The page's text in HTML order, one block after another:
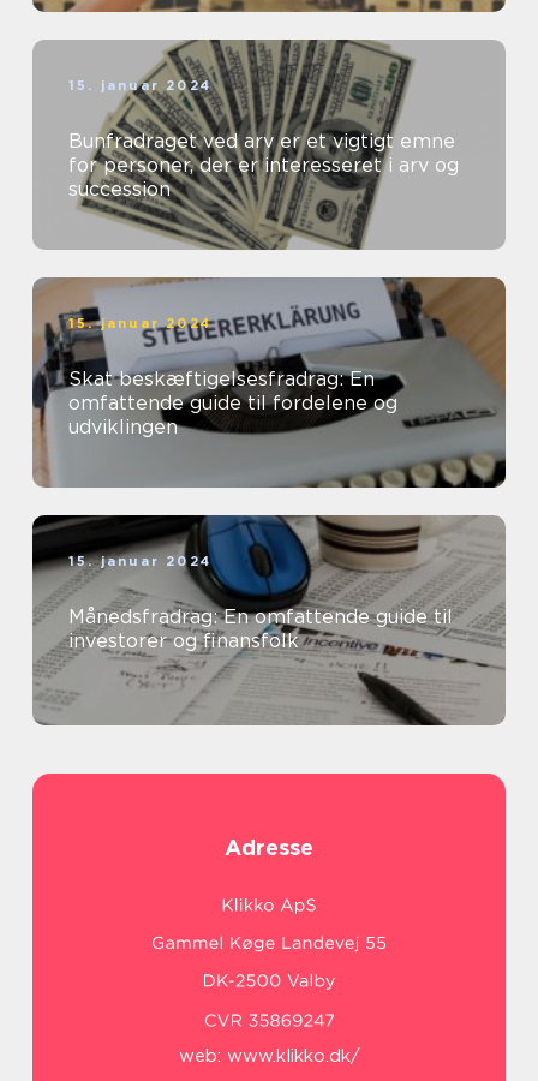
15. januar 2024
Bunfradraget ved arv er et vigtigt emne
for personer, der er interesseret i arv og
succession
15. januar 2024
Skat beskæftigelsesfradrag: En
omfattende guide til fordelene og
udviklingen
15. januar 2024
Månedsfradrag: En omfattende guide til
investorer og finansfolk
Adresse
web: www.klikko.dk/